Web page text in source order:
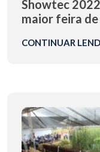
Showtec
maior feira
CONTINUAR